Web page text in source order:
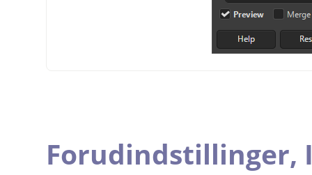
Forudindstillinger,